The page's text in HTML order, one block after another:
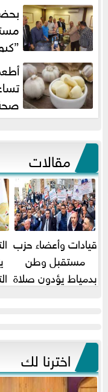
والتمامي
كفر...
سن الأربعين
مقالات
قيادات وأعضاء حزب
مستقبل وطن
بدمياط يؤدون صلاة
اخترنا لك